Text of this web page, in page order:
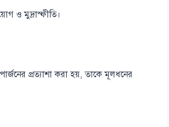
ও মুদ্রাস্ফীতি।
প্রত্যাশা করা হয়, তাকে মূলধনের